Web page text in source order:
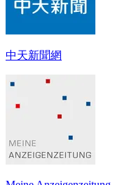
中天新聞網